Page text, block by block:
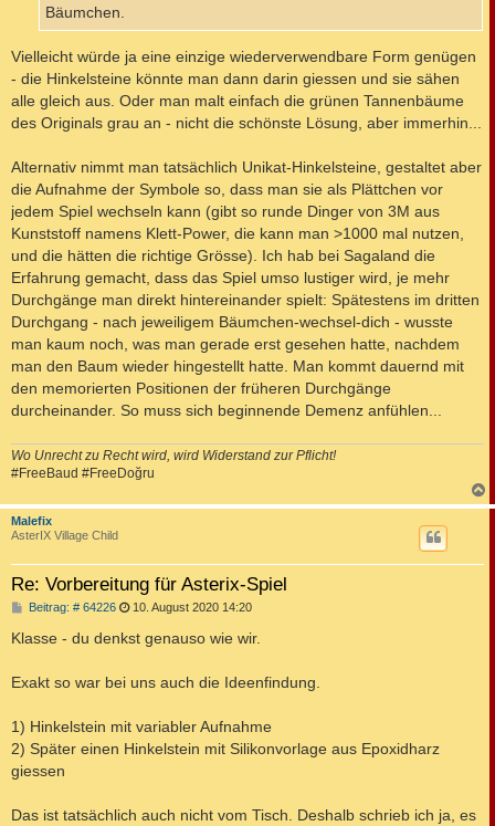
Bäumchen.
Vielleicht würde ja eine einzige wiederverwendbare Form genügen
- die Hinkelsteine könnte man dann darin giessen und sie sähen
alle gleich aus. Oder man malt einfach die grünen Tannenbäume
des Originals grau an - nicht die schönste Lösung, aber immerhin...
Alternativ nimmt man tatsächlich Unikat-Hinkelsteine, gestaltet aber
die Aufnahme der Symbole so, dass man sie als Plättchen vor
jedem Spiel wechseln kann (gibt so runde Dinger von 3M aus
Kunststoff namens Klett-Power, die kann man >1000 mal nutzen,
und die hätten die richtige Grösse). Ich hab bei Sagaland die
Erfahrung gemacht, dass das Spiel umso lustiger wird, je mehr
Durchgänge man direkt hintereinander spielt: Spätestens im dritten
Durchgang - nach jeweiligem Bäumchen-wechsel-dich - wusste
man kaum noch, was man gerade erst gesehen hatte, nachdem
man den Baum wieder hingestellt hatte. Man kommt dauernd mit
den memorierten Positionen der früheren Durchgänge
durcheinander. So muss sich beginnende Demenz anfühlen...
Wo Unrecht zu Recht wird, wird Widerstand zur Pflicht!
#FreeBaud #FreeDoğru
a
Malefix
AsterIX Village Child
Re: Vorbereitung für Asterix-Spiel
Beitrag: # 64226B
i
a
g
10. August 2020 14:20
Klasse - du denkst genauso wie wir.
Exakt so war bei uns auch die Ideenfindung.
1) Hinkelstein mit variabler Aufnahme
2) Später einen Hinkelstein mit Silikonvorlage aus Epoxidharz
giessen
Das ist tatsächlich auch nicht vom Tisch. Deshalb schrieb ich ja, es